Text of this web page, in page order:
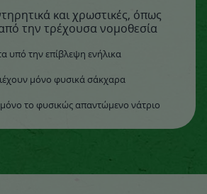
και χρωστικές, όπως
από την τρέχουσα νομοθεσία
υπό την επίβλεψη ενήλικα
μόνο φυσικά σάκχαρα
το φυσικώς απαντώμενο νάτριο